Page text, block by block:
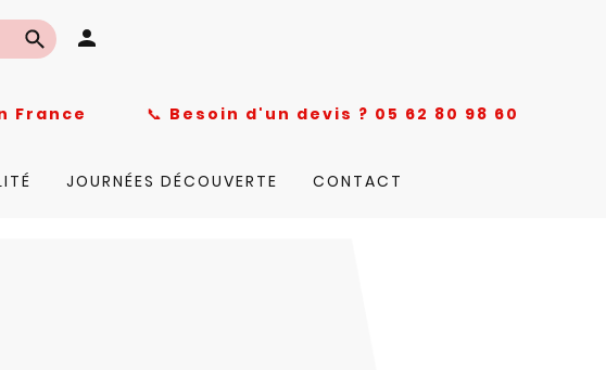
en France 📞 Besoin d'un devis ? 05 62 80 98 60
JOURNÉES DÉCOUVERTE CONTACT